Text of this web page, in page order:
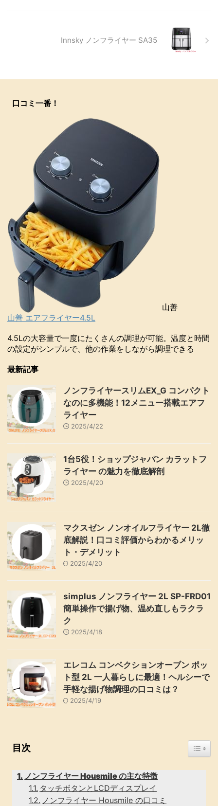
Innsky ノンフライヤー SA35
口コミ一番！
山善
山善 エアフライヤー4.5L
4.5Lの大容量で一度にたくさんの調理が可能。温度と時間
の設定がシンプルで、他の作業をしながら調理できる
最新記事
ノンフライヤースリムEX_G コンパクト
なのに多機能！12メニュー搭載エアフ
ライヤー
2025/4/22
1台5役！ショップジャパン カラットフ
ライヤー の魅力を徹底解剖
2025/4/20
マクスゼン ノンオイルフライヤー 2L徹
底解説！口コミ評価からわかるメリッ
ト・デメリット
2025/4/20
simplus ノンフライヤー 2L SP-FRD01
簡単操作で揚げ物、温め直しもラクラ
ク
2025/4/18
エレコム コンベクションオーブン ポッ
ト型 2L 一人暮らしに最適！ヘルシーで
手軽な揚げ物調理の口コミは？
2025/4/19
目次
ノンフライヤー Housmile の主な特徴
タッチボタンとLCDディスプレイ
ノンフライヤー Housmile の口コミ